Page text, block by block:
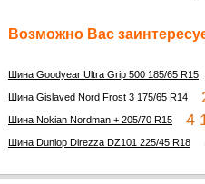
Возможно Вас
Шина Goodyear Ultra Grip 500 185/65 R15
Шина Gislaved Nord Frost 3 175/65 R14
Шина Nokian Nordman + 205/70 R15 4
Шина Dunlop Direzza DZ101 225/45 R18